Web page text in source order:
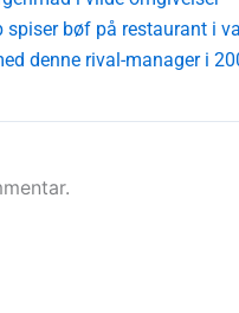
bøf på restaurant i
denne rival-manager i